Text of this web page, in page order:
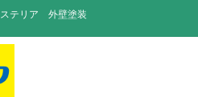
テリア 外壁塗装